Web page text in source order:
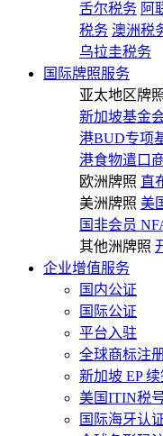
舌尔税务 阿
税务 澳洲税
乌拉圭税务
国际牌照服务
亚太地区牌
新加坡基金
港BUD专项
港食物遣口
欧洲牌照 直
美洲牌照 美
国非会员
其他洲牌照
企业增值服务
国内公证
国际公证
平台入驻
全球商标注
新加坡 EP
美国ITIN税
国际海牙认